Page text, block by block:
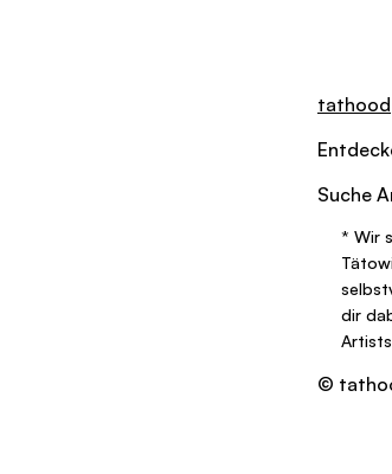
tathood
Suche
* Wir
dir
©